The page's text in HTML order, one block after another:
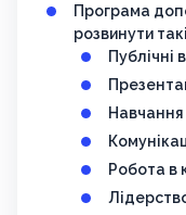
Програма
розвинути
Публічні
Навчання
Робота в